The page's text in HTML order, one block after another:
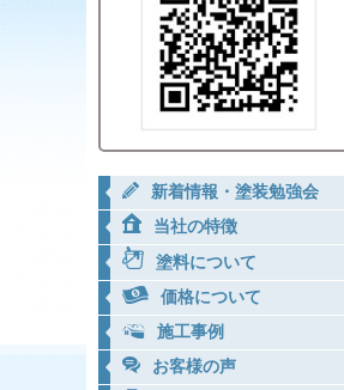
新着情報・塗装勉強会
当社の特徴
塗料について
価格について
施工事例
お客様の声